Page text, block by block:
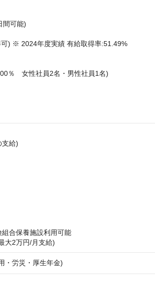
間可能)
可) ※ 2024年度実績 有給取得率:51.49%
％　女性社員2名・男性社員1名)
支給)
合保養施設利用可能
大2万円/月支給)
・労災・厚生年金)